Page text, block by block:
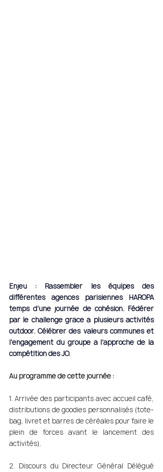
Enjeu : Rassembler les équipes des
différentes agences parisiennes HAROPA
temps d'une journée de cohésion. Fédérer
par le challenge grâce à plusieurs activités
outdoor. Célébrer des valeurs communes et
l'engagement du groupe à l'approche de la
compétition des JO.
Au programme de cette journée :
1. Arrivée des participants avec accueil café,
distributions de goodies personnalisés (tote-
bag, livret et barres de céréales pour faire le
plein de forces avant le lancement des
activités).
2. Discours du Directeur Général Délégué